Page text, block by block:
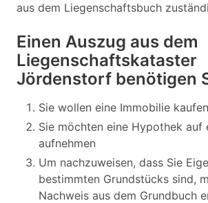
aus dem Liegenschaftsbuch
Einen Auszug aus dem
Liegenschaftskataster
Jördenstorf benötigen
Sie wollen eine Immobilie
Sie möchten eine Hypothek auf
aufnehmen
Um nachzuweisen, dass Sie
bestimmten Grundstücks sind,
Nachweis aus dem Grundbuch